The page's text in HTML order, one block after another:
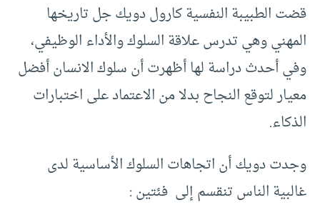
قضت الطبيبة النفسية كارول دويك جل تاريخها
المهني وهي تدرس علاقة السلوك والأداء الوظيفي،
وفي أحدث دراسة لها أظهرت أن سلوك الانسان أفضل
معيار لتوقع النجاح بدلا من الاعتماد على اختبارات
الذكاء.
وجدت دويك أن اتجاهات السلوك الأساسية لدى
غالبية الناس تنقسم إلى فئتين :